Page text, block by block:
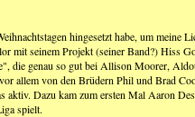
hingesetzt habe, um meine
mit seinem Projekt (seiner Band?) Hiss
die genau so gut bei Allison Moorer,
allem von den Brüdern Phil und Brad
aktiv. Dazu kam zum ersten Mal Aaron
spielt.